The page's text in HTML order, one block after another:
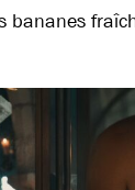
bananes